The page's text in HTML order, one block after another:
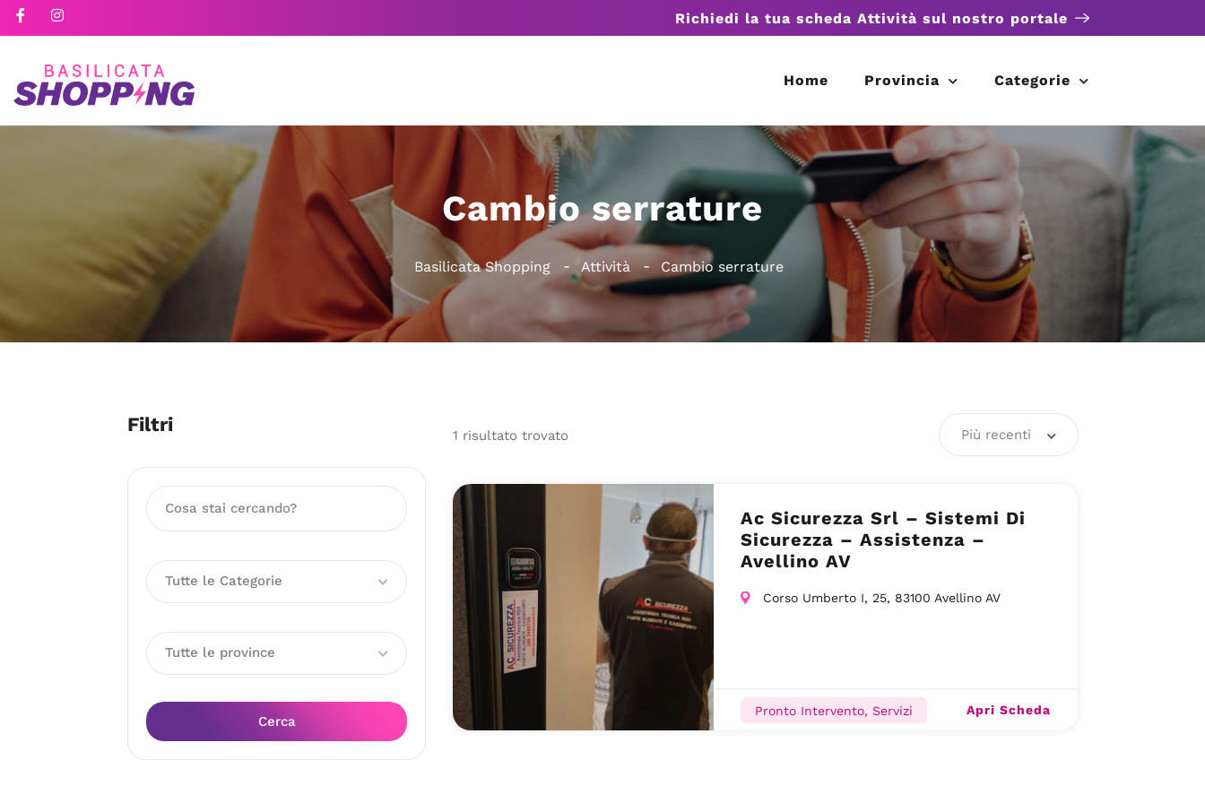
Richiedi la tua scheda Attività sul nostro portale
Home Provincia Categorie
Cambio serrature
Basilicata Shopping Attività Cambio serrature
Filtri
Tutte le Categorie
Tutte le province
Cerca
1 risultato trovato Più recenti
Ac Sicurezza Srl – Sistemi Di
Sicurezza – Assistenza –
Avellino AV
Corso Umberto I, 25, 83100 Avellino AV
Pronto Intervento, Servizi Apri Scheda